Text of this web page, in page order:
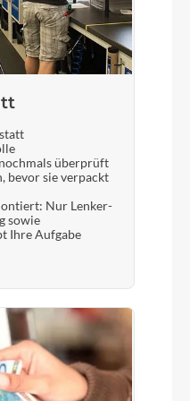
überprüft
bevor sie verpackt
Nur Lenker-
sowie
Ihre Aufgabe